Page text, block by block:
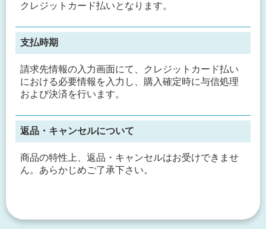
クレジットカード払いとなります。
支払時期
請求先情報の入力画面にて、クレジットカード払い
における必要情報を入力し、購入確定時に与信処理
および決済を行います。
返品・キャンセルについて
商品の特性上、返品・キャンセルはお受けできませ
ん。あらかじめご了承下さい。